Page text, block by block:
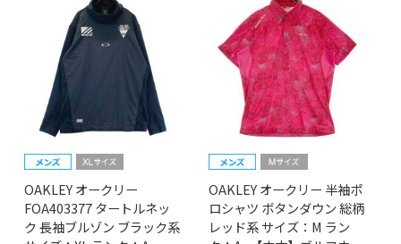
OAKLEY オークリー
FOA403377 タートルネッ
ク 長袖ブルゾン ブラック系
OAKLEY オークリー 半袖ポ
ロシャツ ボタンダウン 総柄
レッド系 サイズ：M ラン